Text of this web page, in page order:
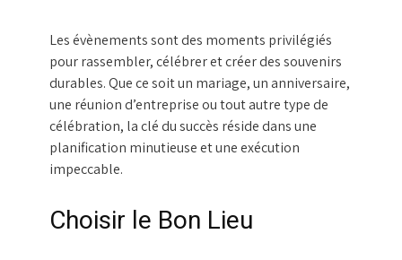
Les évènements sont des moments privilégiés
pour rassembler, célébrer et créer des souvenirs
durables. Que ce soit un mariage, un anniversaire,
une réunion d’entreprise ou tout autre type de
célébration, la clé du succès réside dans une
planification minutieuse et une exécution
impeccable.
Choisir le Bon Lieu